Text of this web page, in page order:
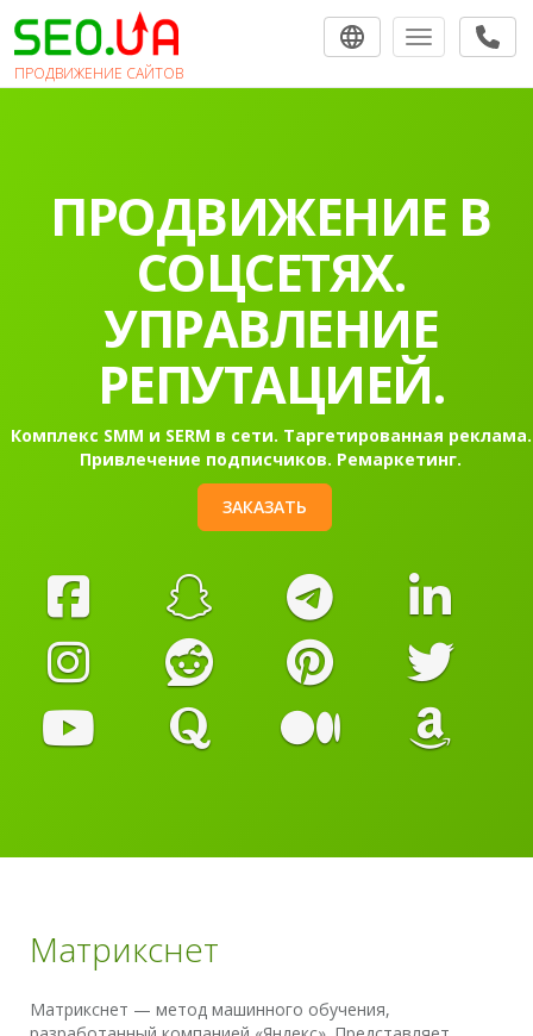
ПРОДВИЖЕНИЕ САЙТОВ
Toggle
ПРОДВИЖЕНИЕ В
СОЦСЕТЯХ.
УПРАВЛЕНИЕ
РЕПУТАЦИЕЙ.
Комплекс SMM и SERM в сети. Таргетированная реклама.
Привлечение подписчиков. Ремаркетинг.
ЗАКАЗАТЬ
Матрикснет
Матрикснет — метод машинного обучения,